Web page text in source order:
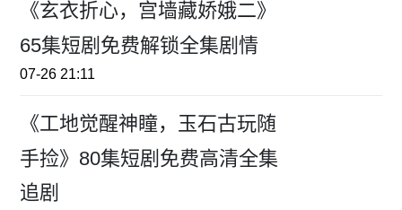
《玄衣折心，宫墙藏娇娥二》
65集短剧免费解锁全集剧情
07-26 21:11
《工地觉醒神瞳，玉石古玩随
手捡》80集短剧免费高清全集
追剧